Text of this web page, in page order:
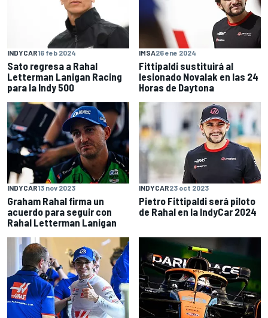
INDYCAR16 feb 2024
Sato regresa a Rahal
Letterman Lanigan Racing
para la Indy 500
IMSA26 ene 2024
Fittipaldi sustituirá al
lesionado Novalak en las 24
Horas de Daytona
INDYCAR13 nov 2023
Graham Rahal firma un
acuerdo para seguir con
Rahal Letterman Lanigan
INDYCAR23 oct 2023
Pietro Fittipaldi será piloto
de Rahal en la IndyCar 2024